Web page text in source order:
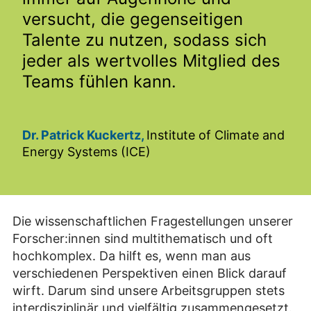
versucht, die gegenseitigen
Talente zu nutzen, sodass sich
jeder als wertvolles Mitglied des
Teams fühlen kann.
Dr. Patrick Kuckertz, Institute of Climate and
Energy Systems (ICE)
Die wissenschaftlichen Fragestellungen unserer
Forscher:innen sind multithematisch und oft
hochkomplex. Da hilft es, wenn man aus
verschiedenen Perspektiven einen Blick darauf
wirft. Darum sind unsere Arbeitsgruppen stets